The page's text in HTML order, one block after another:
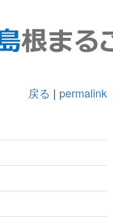
戻る | permalink